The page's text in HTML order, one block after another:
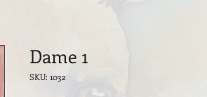
Dame 1
SKU: 1032